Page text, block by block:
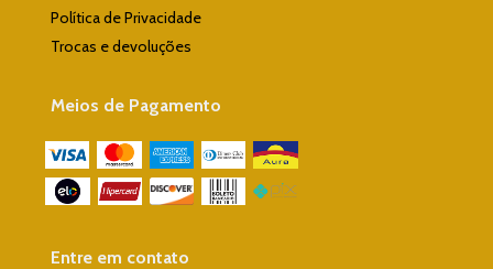
Política de Privacidade
Trocas e devoluções
Meios de Pagamento
Entre em contato